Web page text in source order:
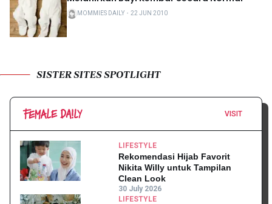
MOMMIES DAILY ・ 22 JUN 2010
SISTER SITES SPOTLIGHT
VISIT
LIFESTYLE
Rekomendasi Hijab Favorit
Nikita Willy untuk Tampilan
Clean Look
30 July 2026
LIFESTYLE